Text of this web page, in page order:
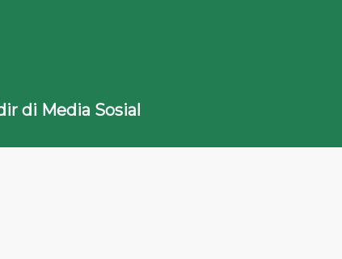
di Media Sosial